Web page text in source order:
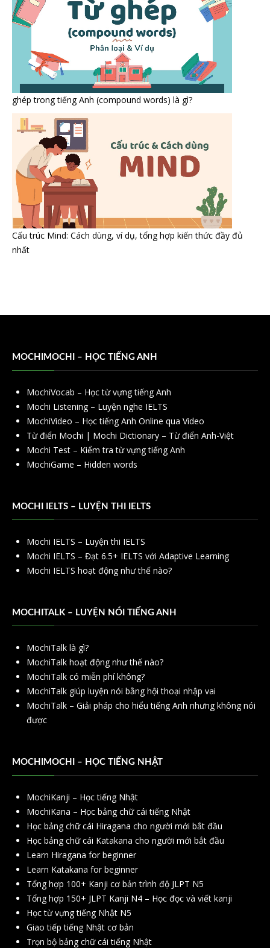
ghép trong tiếng Anh (compound words) là gì?
Cấu trúc Mind: Cách dùng, ví dụ, tổng hợp kiến thức đầy đủ
nhất
MOCHIMOCHI – HỌC TIẾNG ANH
MochiVocab – Học từ vựng tiếng Anh
Mochi Listening – Luyện nghe IELTS
MochiVideo – Học tiếng Anh Online qua Video
Từ điển Mochi | Mochi Dictionary – Từ điển Anh-Việt
Mochi Test – Kiểm tra từ vựng tiếng Anh
MochiGame – Hidden words
MOCHI IELTS – LUYỆN THI IELTS
Mochi IELTS – Luyện thi IELTS
Mochi IELTS – Đạt 6.5+ IELTS với Adaptive Learning
Mochi IELTS hoạt động như thế nào?
MOCHITALK – LUYỆN NÓI TIẾNG ANH
MochiTalk là gì?
MochiTalk hoạt động như thế nào?
MochiTalk có miễn phí không?
MochiTalk giúp luyện nói bằng hội thoại nhập vai
MochiTalk – Giải pháp cho hiểu tiếng Anh nhưng không nói
được
MOCHIMOCHI – HỌC TIẾNG NHẬT
MochiKanji – Học tiếng Nhật
MochiKana – Học bảng chữ cái tiếng Nhật
Học bảng chữ cái Hiragana cho người mới bắt đầu
Học bảng chữ cái Katakana cho người mới bắt đầu
Learn Hiragana for beginner
Learn Katakana for beginner
Tổng hợp 100+ Kanji cơ bản trình độ JLPT N5
Tổng hợp 150+ JLPT Kanji N4 – Học đọc và viết kanji
Học từ vựng tiếng Nhật N5
Giao tiếp tiếng Nhật cơ bản
Trọn bộ bảng chữ cái tiếng Nhật